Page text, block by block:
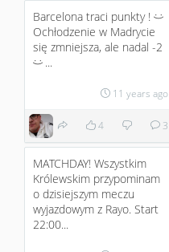
Barcelona traci punkty ! :)
Ochłodzenie w Madrycie
się zmniejsza, ale nadal -2
:) ...
11 years ago
4 3
MATCHDAY! Wszystkim
Królewskim przypominam
o dzisiejszym meczu
wyjazdowym z Rayo. Start
22:00...